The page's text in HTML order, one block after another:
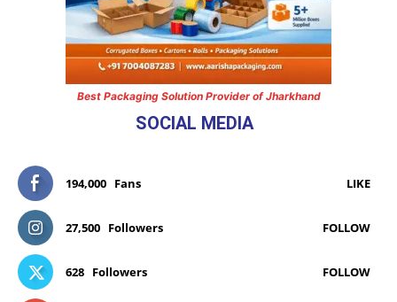
Best Packaging Solution Provider of Jharkhand
SOCIAL MEDIA
194,000 Fans LIKE
27,500 Followers FOLLOW
628 Followers FOLLOW